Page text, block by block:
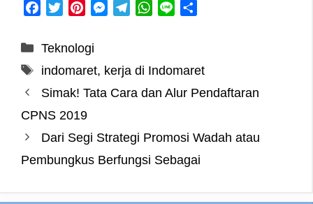
b
o
t
e
t
e
r
t
M
e
n
r
g
r
W
s
A
e
Categories
Teknologi
Tags
indomaret, kerja di Indomaret
Simak! Tata Cara dan Alur Pendaftaran
CPNS 2019
Dari Segi Strategi Promosi Wadah atau
Pembungkus Berfungsi Sebagai